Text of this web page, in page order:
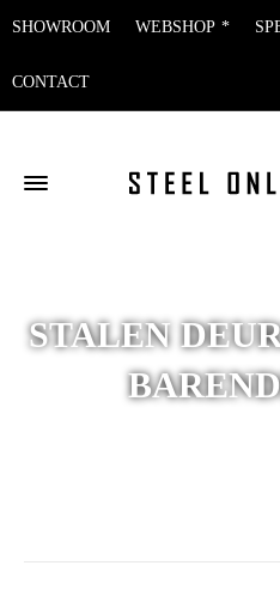
SHOWROOM WEBSHOP
CONTACT
STALEN